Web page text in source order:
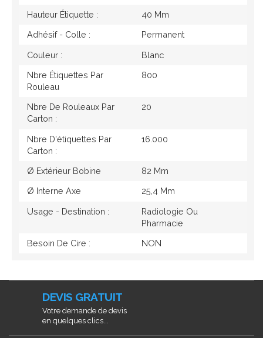
Hauteur Étiquette : 40 Mm
Adhésif - Colle : Permanent
Couleur : Blanc
Nbre Étiquettes Par
Rouleau
800
Nbre De Rouleaux Par
Carton :
20
Nbre D'étiquettes Par
Carton :
16.000
Ø Extérieur Bobine 82 Mm
Ø Interne Axe 25,4 Mm
Usage - Destination :
Radiologie Ou
Pharmacie
Besoin De Cire : NON
DEVIS GRATUIT
Votre demande de devis
en quelques clics...